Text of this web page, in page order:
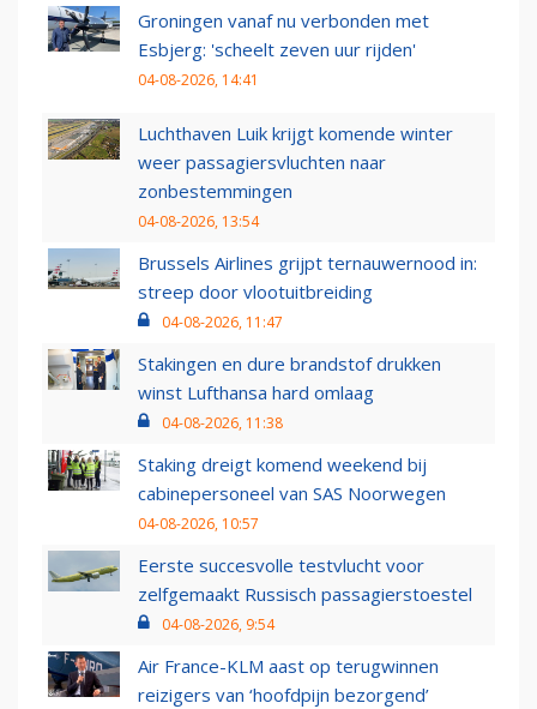
Groningen vanaf nu verbonden met
Esbjerg: 'scheelt zeven uur rijden'
04-08-2026, 14:41
Luchthaven Luik krijgt komende winter
weer passagiersvluchten naar
zonbestemmingen
04-08-2026, 13:54
Brussels Airlines grijpt ternauwernood in:
streep door vlootuitbreiding
04-08-2026, 11:47
Stakingen en dure brandstof drukken
winst Lufthansa hard omlaag
04-08-2026, 11:38
Staking dreigt komend weekend bij
cabinepersoneel van SAS Noorwegen
04-08-2026, 10:57
Eerste succesvolle testvlucht voor
zelfgemaakt Russisch passagierstoestel
04-08-2026, 9:54
Air France-KLM aast op terugwinnen
reizigers van ‘hoofdpijn bezorgend’